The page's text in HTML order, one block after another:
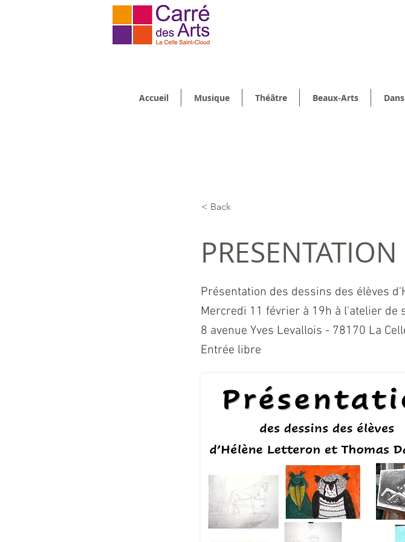
Accueil Musique Théâtre Beaux-Arts
< Back
Présentation des dessins des élèves
Mercredi 11 février à 19h à l'atelier de
8 avenue Yves Levallois - 78170 La
Entrée libre